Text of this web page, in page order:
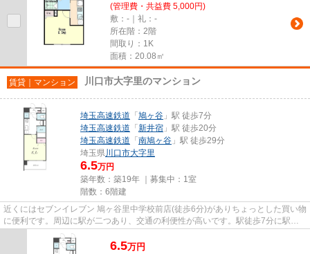
(管理費・共益費 5,000円)
敷：-｜礼：-
所在階：2階
間取り：1K
面積：20.08㎡
賃貸｜マンション 川口市大字里のマンション
埼玉高速鉄道 「 鳩ヶ谷 」駅 徒歩7分
埼玉高速鉄道 「 新井宿 」駅 徒歩20分
埼玉高速鉄道 「 南鳩ヶ谷 」駅 徒歩29分
埼玉県川口市大字里
6.5万円
築年数：築19年 ｜募集中： 1室
階数：6階建
近くにはセブンイレブン 鳩ヶ谷里中学校前店(徒歩6分)がありちょっとした買い物
に便利です。周辺に駅が二つあり、交通の利便性が高いです。駅徒歩7分に駅が
立地する物件なので、電車を...
6.5万円